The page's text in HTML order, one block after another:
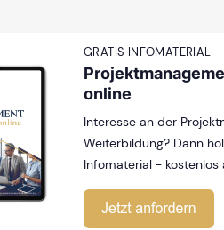
GRATIS INFOMATERIAL
online
Interesse an der
Weiterbildung? Dann
Infomaterial - kostenlos